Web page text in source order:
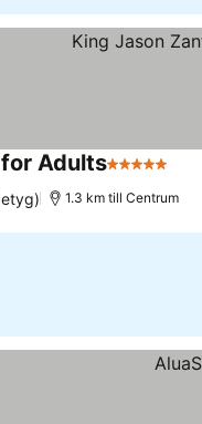
Adults5 Stjärnor
1.3 km till Centrum